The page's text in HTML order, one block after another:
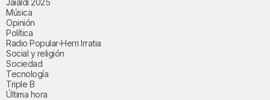
Jaialdi 2025
Música
Opinión
Política
Radio Popular-Herri Irratia
Social y religión
Sociedad
Tecnología
Triple B
Última hora